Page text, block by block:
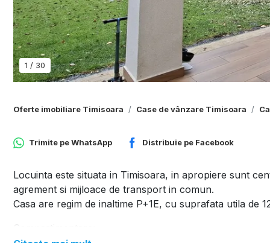
1 / 30
Oferte imobiliare Timisoara Case de vânzare Timisoara
Trimite peWhatsApp Distribuie pe Facebook
Locuinta este situata in Timisoara, in apropiere sunt
agrement si mijloace de transport in comun.
Casa are regim de inaltime P+1E, cu suprafata utila de